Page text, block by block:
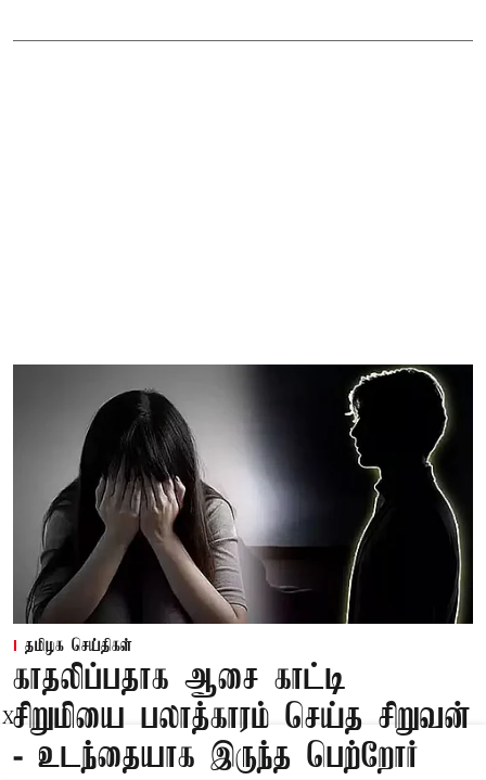
தமிழக செய்திகள்
காதலிப்பதாக ஆசை காட்டி
சிறுமியை பலாத்காரம் செய்த சிறுவன்
- உடந்தையாக இருந்த பெற்றோர்
X